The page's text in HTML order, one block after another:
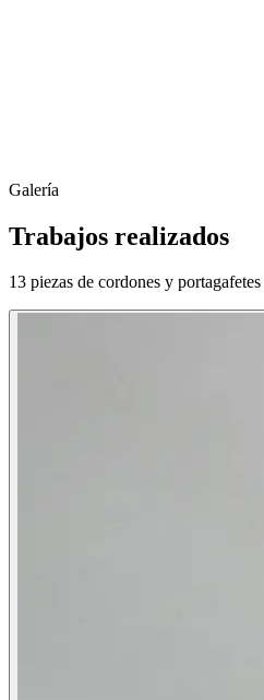
Cotizar
Galería
Trabajos realizados
13 piezas de cordones y portagafetes